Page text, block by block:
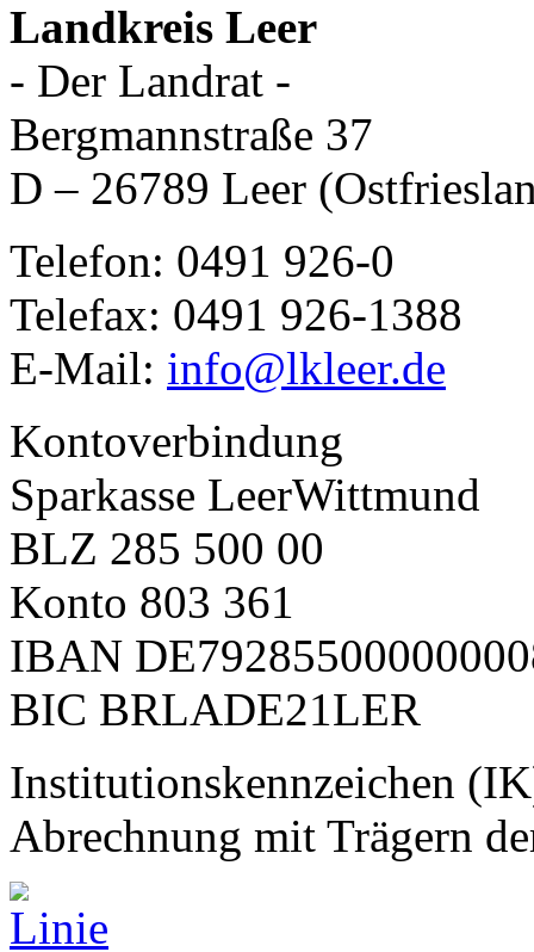
Landkreis Leer
- Der Landrat -
Bergmannstraße 37
D – 26789 Leer
Telefon: 0491 926-0
Telefax: 0491 926-1388
E-Mail: info@lkleer.de
Kontoverbindung
Sparkasse LeerWittmund
BLZ 285 500 00
Konto 803 361
IBAN
BIC BRLADE21LER
Institutionskennzeichen
Abrechnung mit Trägern